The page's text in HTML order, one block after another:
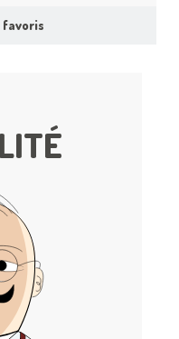
favoris